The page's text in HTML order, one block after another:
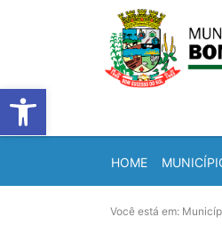
Barra de
HOME
Você está em: